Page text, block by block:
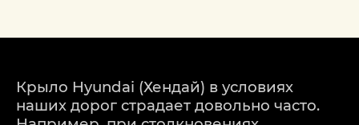
Крыло Hyundai (Хендай) в условиях
наших дорог страдает довольно часто.